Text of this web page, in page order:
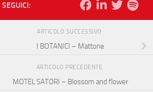
SEGUICI:
ARTICOLO SUCCESSIVO
I BOTANICI – Mattone
ARTICOLO PRECEDENTE
MOTEL SATORI – Blossom and flower